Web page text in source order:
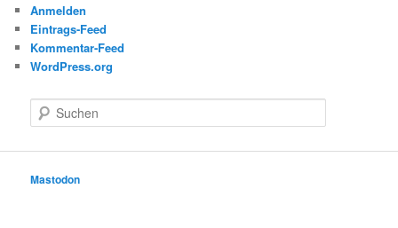
Anmelden
Eintrags-Feed
Kommentar-Feed
WordPress.org
u
e
Mastodon